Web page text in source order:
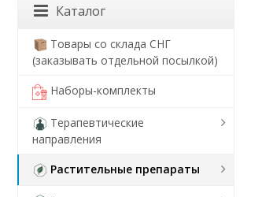
Каталог
Товары со склада СНГ
(заказывать отдельной посылкой)
Наборы-комплекты
Терапевтические
направления
Растительные препараты